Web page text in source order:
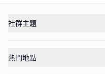
社群主題
熱門地點